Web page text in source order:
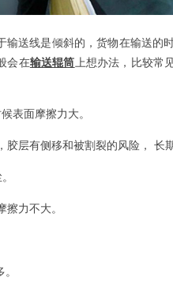
送线是倾斜的，货物在输送
会在输送辊筒上想办法，比较常
表面摩擦力大。
侧移和被割裂的风险， 长
不大。
。